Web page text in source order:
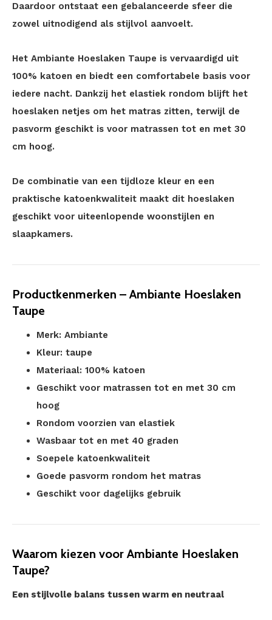
Daardoor ontstaat een gebalanceerde sfeer die
zowel uitnodigend als stijlvol aanvoelt.
Het Ambiante Hoeslaken Taupe is vervaardigd uit
100% katoen en biedt een comfortabele basis voor
iedere nacht. Dankzij het elastiek rondom blijft het
hoeslaken netjes om het matras zitten, terwijl de
pasvorm geschikt is voor matrassen tot en met 30
cm hoog.
De combinatie van een tijdloze kleur en een
praktische katoenkwaliteit maakt dit hoeslaken
geschikt voor uiteenlopende woonstijlen en
slaapkamers.
Productkenmerken – Ambiante Hoeslaken
Taupe
Merk: Ambiante
Kleur: taupe
Materiaal: 100% katoen
Geschikt voor matrassen tot en met 30 cm
hoog
Rondom voorzien van elastiek
Wasbaar tot en met 40 graden
Soepele katoenkwaliteit
Goede pasvorm rondom het matras
Geschikt voor dagelijks gebruik
Waarom kiezen voor Ambiante Hoeslaken
Taupe?
Een stijlvolle balans tussen warm en neutraal